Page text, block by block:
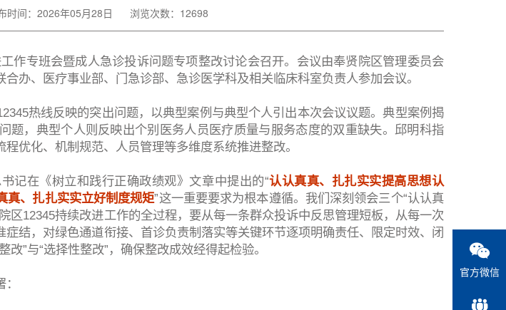
官方微信
时间：2026年05月28日 浏览次数：12698
作专班会暨成人急诊投诉问题专项整改讨论会召开。会议由奉贤院区管理委员会
办、医疗事业部、门急诊部、急诊医学科及相关临床科室负责人参加会议。
热线反映的突出问题，以典型案例与典型个人引出本次会议议题。典型案例揭
题，典型个人则反映出个别医务人员医疗质量与服务态度的双重缺失。邱明科指
优化、机制规范、人员管理等多维度系统推进整改。
记在《树立和践行正确政绩观》文章中提出的“认认真真、扎扎实实提高思想认
真、扎扎实实立好制度规矩”这一重要要求为根本遵循。我们深刻领会三个“认认真
区12345持续改进工作的全过程，要从每一条群众投诉中反思管理短板，从每一次
结，对绿色通道衔接、首诊负责制落实等关键环节逐项明确责任、限定时效、闭
”与“选择性整改”，确保整改成效经得起检验。